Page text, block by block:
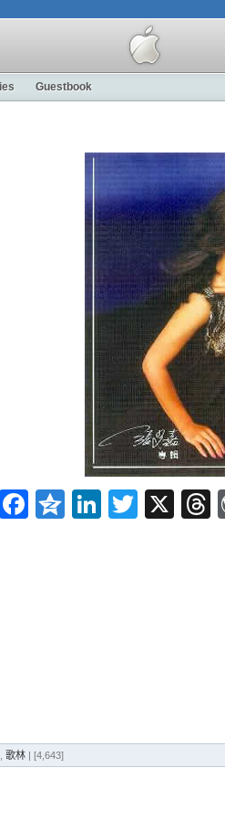
Guestbook
Bluesky
Facebook
Qzone
LinkedIn
Twitter
X
歌林 | [4,643]